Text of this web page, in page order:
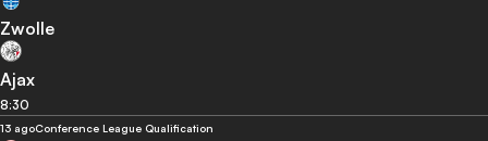
Zwolle
Ajax
8:30
13 agoConference League Qualification